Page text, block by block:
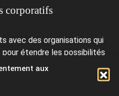
aux
corporatifs
avec des organisations qui
pour étendre les possibilités
offrir à ceux-ci de nouveaux
services.